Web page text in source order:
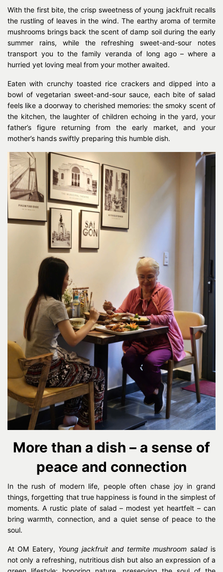
With the first bite, the crisp sweetness of young jackfruit recalls
the rustling of leaves in the wind. The earthy aroma of termite
mushrooms brings back the scent of damp soil during the early
summer rains, while the refreshing sweet-and-sour notes
transport you to the family veranda of long ago – where a
hurried yet loving meal from your mother awaited.
Eaten with crunchy toasted rice crackers and dipped into a
bowl of vegetarian sweet-and-sour sauce, each bite of salad
feels like a doorway to cherished memories: the smoky scent of
the kitchen, the laughter of children echoing in the yard, your
father’s figure returning from the early market, and your
mother’s hands swiftly preparing this humble dish.
More than a dish – a sense of
peace and connection
In the rush of modern life, people often chase joy in grand
things, forgetting that true happiness is found in the simplest of
moments. A rustic plate of salad – modest yet heartfelt – can
bring warmth, connection, and a quiet sense of peace to the
soul.
At OM Eatery, Young jackfruit and termite mushroom saladis
not only a refreshing, nutritious dish but also an expression of a